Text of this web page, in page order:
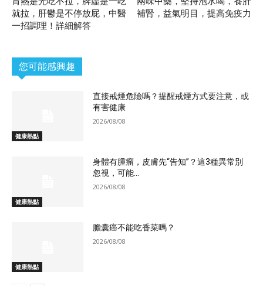
就拉，肝鬱是不停放屁，中醫
一招調理！詳細解答
補腎，益氣明目，提高免疫力
您可能感興趣
健康熱點
直接戒煙危險嗎？提醒戒煙方式要注意，或
有害健康
2026/08/08
健康熱點
身體有腫瘤，皮膚先“告知”？這3種異常別
忽視，可能...
2026/08/08
健康熱點
膽囊癌不能吃香菜嗎？
2026/08/08